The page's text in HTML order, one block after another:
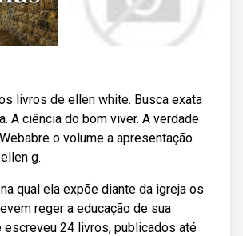
livros de ellen white. Busca exata
A ciência do bom viver. A verdade
o volume a apresentação
g.
qual ela expõe diante da igreja os
reger a educação de sua
escreveu 24 livros, publicados até